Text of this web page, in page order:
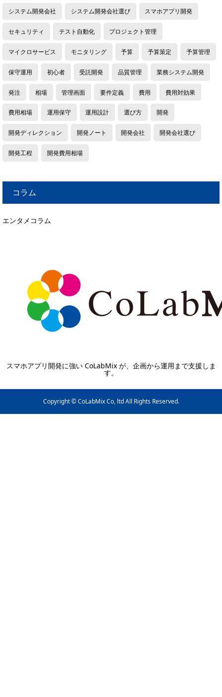
システム開発会社 システム開発会社選び スマホアプリ開発
セキュリティ テスト自動化 プロジェクト管理
マイクロサービス モニタリング 予算 予算策定 予算管理
保守運用 初心者 受託開発 品質管理 業務システム開発
発注 相場 管理画面 要件定義 費用 費用対効果
費用相場 運用保守 運用設計 選び方 開発
開発ディレクション 開発ノート 開発会社 開発会社選び
開発工程 開発費用相場
コラム
エンタメコラム
スマホアプリ開発に強い CoLabMix が、企画から運用まで支援しま
す。
Copyright © CoLabMix Co, ltd All Rights Reserved.